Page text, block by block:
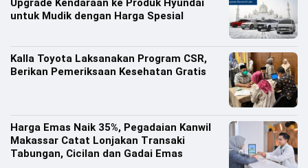
2026
Djournalist.com
.
All
Right
Reserved
Upgrade Kendaraan ke Produk Hyundai
untuk Mudik dengan Harga Spesial
Kalla Toyota Laksanakan Program CSR,
Berikan Pemeriksaan Kesehatan Gratis
Harga Emas Naik 35%, Pegadaian Kanwil
Makassar Catat Lonjakan Transaki
Tabungan, Cicilan dan Gadai Emas